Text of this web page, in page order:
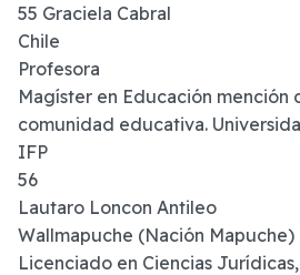
55 Graciela Cabral
Chile
Profesora
Magíster en Educación mención
comunidad educativa.
IFP
56
Lautaro Loncon Antileo
Wallmapuche (Nación Mapuche)
Licenciado en Ciencias